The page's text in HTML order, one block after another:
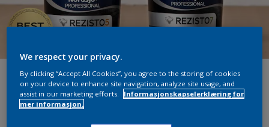
Våre mest slitesterke akryl
veggmalinger noensinne
We respect your privacy.
By clicking “Accept All Cookies”, you agree to the storing of cookies
on your device to enhance site navigation, analyze site usage, and
assist in our marketing efforts.
Informasjonskapselerklæring for
mer informasjon.